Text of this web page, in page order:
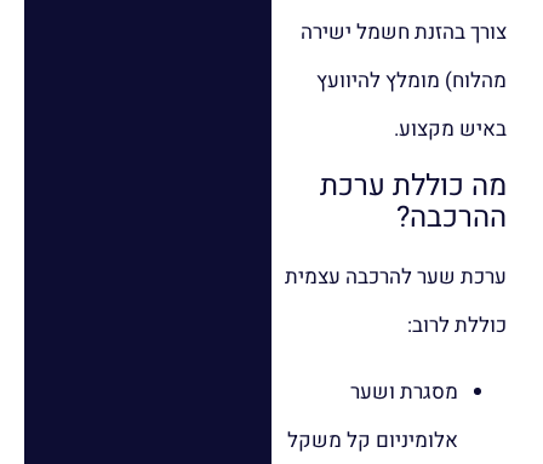
צורך בהזנת חשמל ישירה
מהלוח) מומלץ להיוועץ
באיש מקצוע.
מה כוללת ערכת
ההרכבה?
ערכת שער להרכבה עצמית
כוללת לרוב:
מסגרת ושער
אלומיניום קל משקל